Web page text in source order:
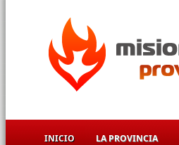
INICIO LA PROVINCIA